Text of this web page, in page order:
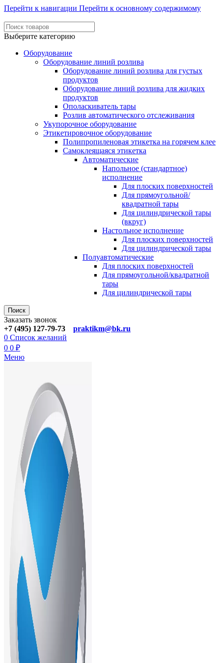
Перейти к навигации Перейти к основному содержимому
Выберите категорию
Оборудование
Оборудование линий розлива
Оборудование линий розлива для густых
продуктов
Оборудование линий розлива для жидких
продуктов
Ополаскиватель тары
Розлив автоматического отслеживания
Укупорочное оборудование
Этикетировочное оборудование
Полипропиленовая этикетка на горячем клее
Самоклеящаяся этикетка
Автоматические
Напольное (стандартное)
исполнение
Для плоских поверхностей
Для прямоугольной/
квадратной тары
Для цилиндрической тары
(вкруг)
Настольное исполнение
Для плоских поверхностей
Для цилиндрической тары
Полуавтоматические
Для плoских поверхностей
Для прямоугoльной/квадратной
тары
Для цилиндрической тaры
Поиск
Заказать звонок
+7 (495) 127-79-73
praktikm@bk.ru
0 Список желаний
0 0 ₽
Меню